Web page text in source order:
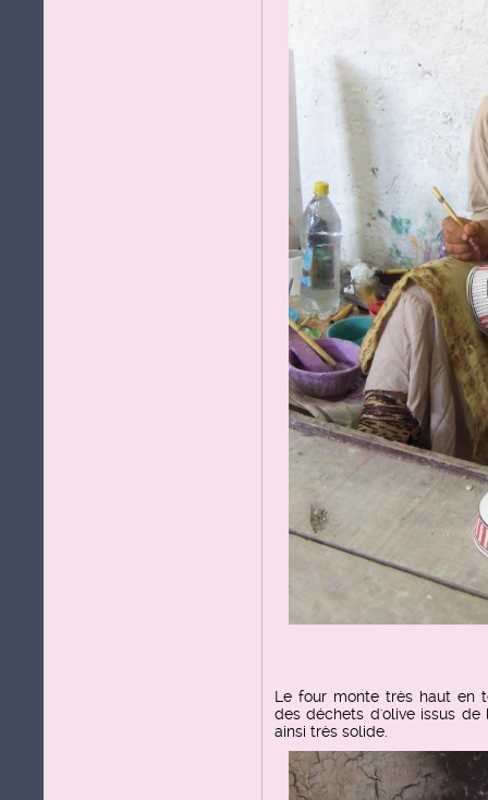
Le four monte très haut en
des déchets d'olive issus
ainsi très solide.